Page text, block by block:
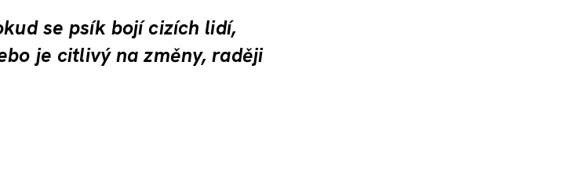
se psík bojí cizích lidí,
je citlivý na změny, raději